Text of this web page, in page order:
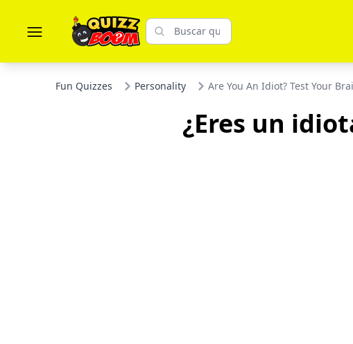
Fun Quizzes Personality Are You An Idiot? Test Your
¿Eres un